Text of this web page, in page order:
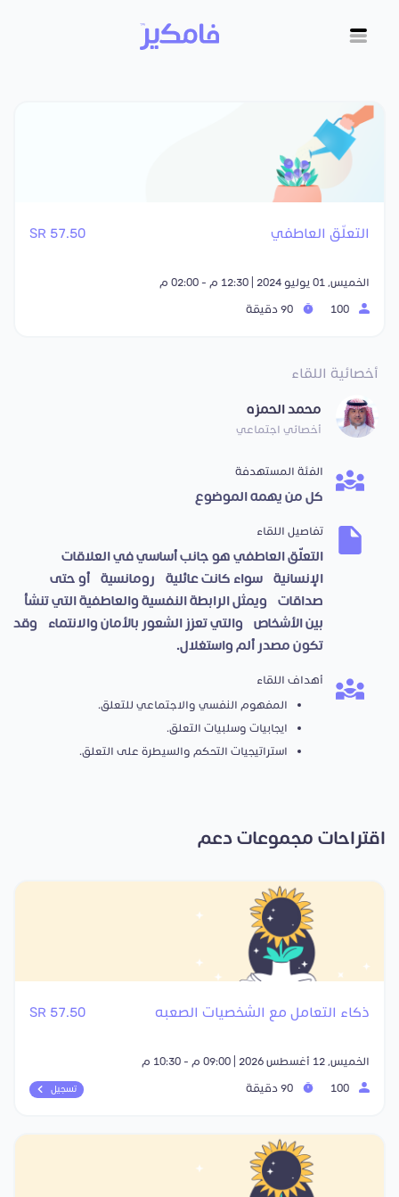
التعلّق العاطفي 57.50 SR
الخميس, 01 يوليو 2024 | 12:30 م - 02:00 م
أخصائية اللقاء
محمد الحمزه
أخصائي اجتماعي
الفئة المستهدفة
كل من يهمه الموضوع
تفاصيل اللقاء
التعلّق العاطفي هو جانب أساسي في العلاقات
الإنسانية، سواء كانت عائلية، رومانسية، أو حتى
صداقات، ويمثل الرابطة النفسية والعاطفية التي تنشأ
بين الأشخاص، والتي تعزز الشعور بالأمان والانتماء، وقد
تكون مصدر ألم واستغلال.
أهداف اللقاء
المفهوم النفسي والاجتماعي للتعلق.
ايجابيات وسلبيات التعلق.
استراتيجيات التحكم والسيطرة على التعلق.
اقتراحات مجموعات دعم
ذكاء التعامل مع الشخصيات الصعبه 57.50 SR
الخميس, 12 أغسطس 2026 | 09:00 م - 10:30 م
تسجيل